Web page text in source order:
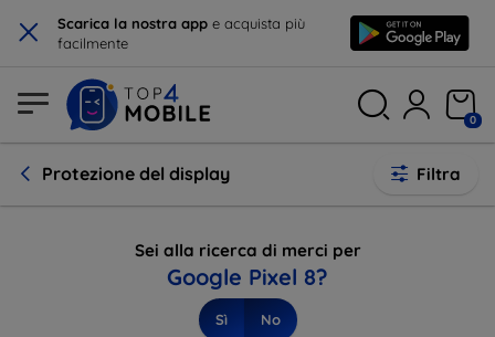
× Scarica la nostra app e acquista più
facilmente
0
Protezione del display Filtra
Sei alla ricerca di merci per
Google Pixel 8?
Sì No